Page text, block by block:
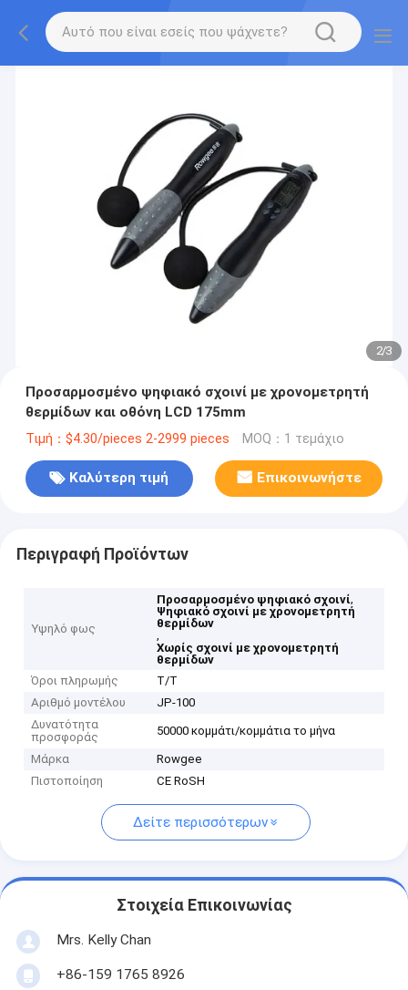
2/3
Προσαρμοσμένο ψηφιακό σχοινί με χρονομετρητή
θερμίδων και οθόνη LCD 175mm
Τιμή：$4.30/pieces 2-2999 pieces MOQ：1 τεμάχιο
Καλύτερη τιμή Επικοινωνήστε
Περιγραφή Προϊόντων
Υψηλό φως
Προσαρμοσμένο ψηφιακό σχοινί,
Ψηφιακό σχοινί με χρονομετρητή
θερμίδων
,
Χωρίς σχοινί με χρονομετρητή
θερμίδων
Όροι πληρωμής
Τ/Τ
Αριθμό μοντέλου
JP-100
Δυνατότητα
προσφοράς
50000 κομμάτι/κομμάτια το μήνα
Μάρκα
Rowgee
Πιστοποίηση
CE RoSH
Δείτε περισσότερων
Στοιχεία Επικοινωνίας
Mrs. Kelly Chan
+86-159 1765 8926